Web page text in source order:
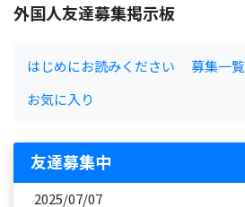
外国人友達募集掲示板
はじめにお読みください 募集一覧
お気に入り
友達募集中
2025/07/07